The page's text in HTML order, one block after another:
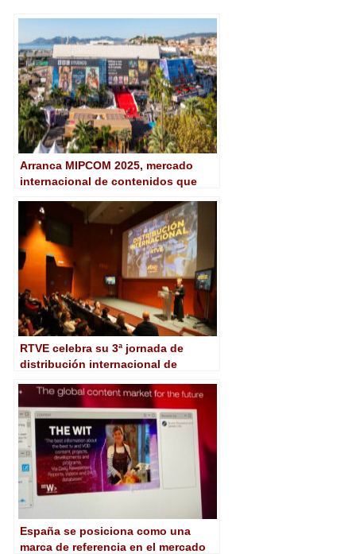
Arranca MIPCOM 2025, mercado
internacional de contenidos que
representación española
RTVE celebra su 3ª jornada de
distribución internacional de
destacados españoles
España se posiciona como una
marca de referencia en el mercado